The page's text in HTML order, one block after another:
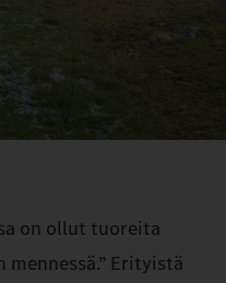
on ollut tuoreita
Erityistä